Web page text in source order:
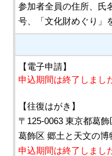
参加者全員の住所、氏
号、「文化財めぐり」
【電子申請】
申込期間は終了しまし
【往復はがき】
〒125-0063 東京都葛
葛飾区 郷土と天文の博
申込期間は終了しまし